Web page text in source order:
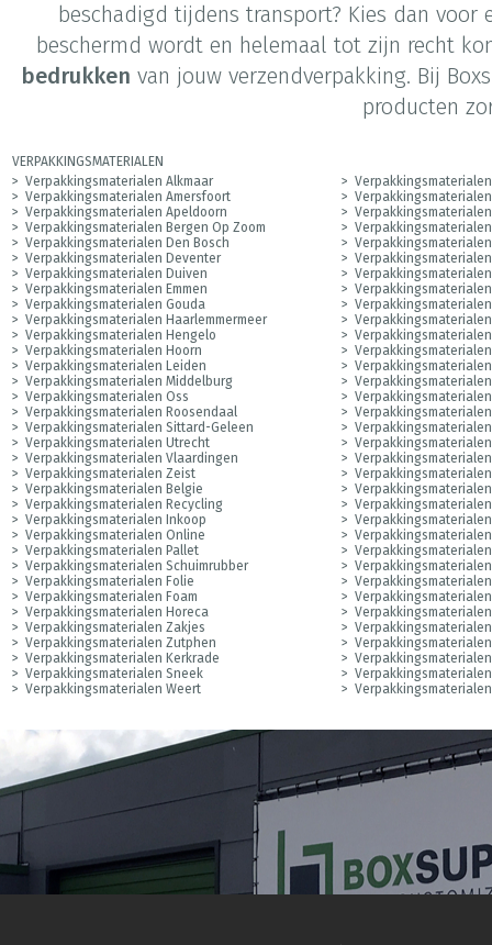
beschadigd tijdens transport? Kies dan voor
beschermd wordt en helemaal tot zijn recht
bedrukken van jouw verzendverpakking. Bij
producten
VERPAKKINGSMATERIALEN
Verpakkingsmaterialen Alkmaar
Verpakkingsmaterialen Amersfoort
Verpakkingsmaterialen Apeldoorn
Verpakkingsmaterialen Bergen Op Zoom
Verpakkingsmaterialen Den Bosch
Verpakkingsmaterialen Deventer
Verpakkingsmaterialen Duiven
Verpakkingsmaterialen Emmen
Verpakkingsmaterialen Gouda
Verpakkingsmaterialen Haarlemmermeer
Verpakkingsmaterialen Hengelo
Verpakkingsmaterialen Hoorn
Verpakkingsmaterialen Leiden
Verpakkingsmaterialen Middelburg
Verpakkingsmaterialen Oss
Verpakkingsmaterialen Roosendaal
Verpakkingsmaterialen Sittard-Geleen
Verpakkingsmaterialen Utrecht
Verpakkingsmaterialen Vlaardingen
Verpakkingsmaterialen Zeist
Verpakkingsmaterialen Belgie
Verpakkingsmaterialen Recycling
Verpakkingsmaterialen Inkoop
Verpakkingsmaterialen Online
Verpakkingsmaterialen Pallet
Verpakkingsmaterialen Schuimrubber
Verpakkingsmaterialen Folie
Verpakkingsmaterialen Foam
Verpakkingsmaterialen Horeca
Verpakkingsmaterialen Zakjes
Verpakkingsmaterialen Zutphen
Verpakkingsmaterialen Kerkrade
Verpakkingsmaterialen Sneek
Verpakkingsmaterialen Weert